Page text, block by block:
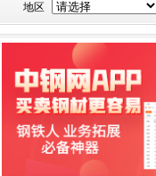
地区